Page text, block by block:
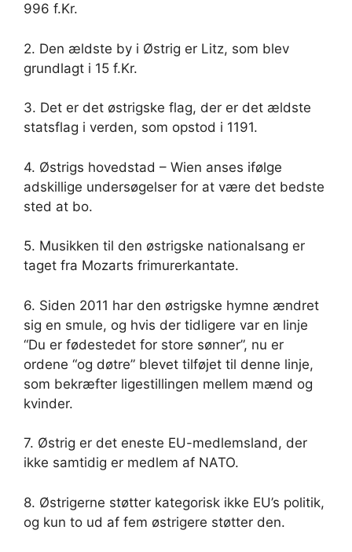
996 f.Kr.
2. Den ældste by i Østrig er Litz, som blev
grundlagt i 15 f.Kr.
3. Det er det østrigske flag, der er det ældste
statsflag i verden, som opstod i 1191.
4. Østrigs hovedstad – Wien anses ifølge
adskillige undersøgelser for at være det bedste
sted at bo.
5. Musikken til den østrigske nationalsang er
taget fra Mozarts frimurerkantate.
6. Siden 2011 har den østrigske hymne ændret
sig en smule, og hvis der tidligere var en linje
“Du er fødestedet for store sønner”, nu er
ordene “og døtre” blevet tilføjet til denne linje,
som bekræfter ligestillingen mellem mænd og
kvinder.
7. Østrig er det eneste EU-medlemsland, der
ikke samtidig er medlem af NATO.
8. Østrigerne støtter kategorisk ikke EU’s politik,
og kun to ud af fem østrigere støtter den.